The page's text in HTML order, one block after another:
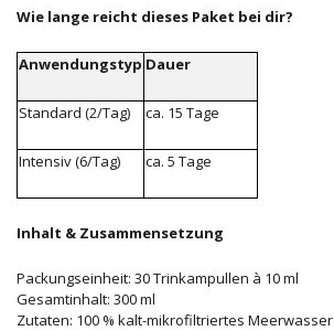
Wie lange reicht dieses Paket bei dir?
Anwendungstyp Dauer
Standard (2/Tag) ca. 15 Tage
Intensiv (6/Tag) ca. 5 Tage
Inhalt & Zusammensetzung
Packungseinheit: 30 Trinkampullen à 10 ml
Gesamtinhalt: 300 ml
Zutaten: 100 % kalt-mikrofiltriertes Meerwasser